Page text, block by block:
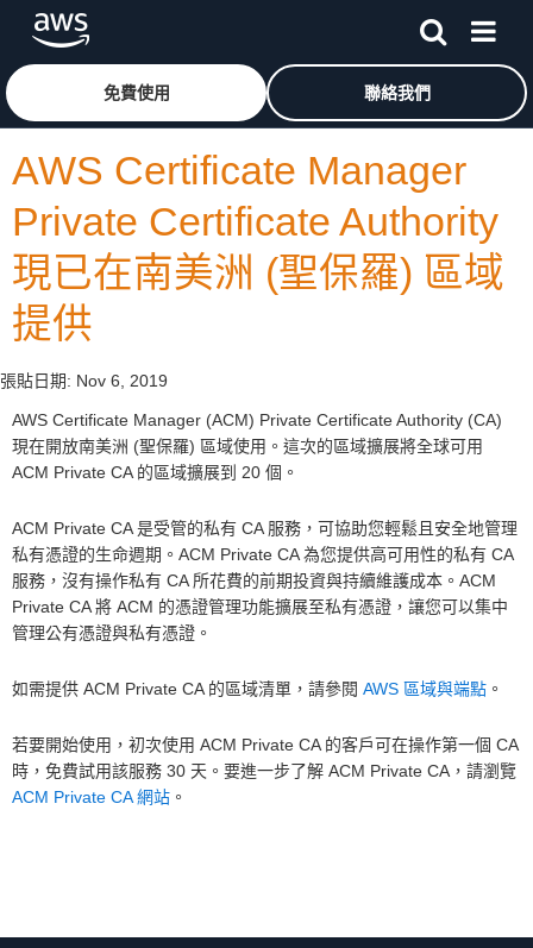
跳至主要內容按一下這裡可返回 Amazon Web Services 首頁
免費使用 聯絡我們
AWS Certificate Manager
Private Certificate Authority
現已在南美洲 (聖保羅) 區域
提供
張貼日期: Nov 6, 2019
AWS Certificate Manager (ACM) Private Certificate Authority (CA)
現在開放南美洲 (聖保羅) 區域使用。這次的區域擴展將全球可用
ACM Private CA 的區域擴展到 20 個。
ACM Private CA 是受管的私有 CA 服務，可協助您輕鬆且安全地管理
私有憑證的生命週期。ACM Private CA 為您提供高可用性的私有 CA
服務，沒有操作私有 CA 所花費的前期投資與持續維護成本。ACM
Private CA 將 ACM 的憑證管理功能擴展至私有憑證，讓您可以集中
管理公有憑證與私有憑證。
如需提供 ACM Private CA 的區域清單，請參閱 AWS 區域與端點 。
若要開始使用，初次使用 ACM Private CA 的客戶可在操作第一個 CA
時，免費試用該服務 30 天。要進一步了解 ACM Private CA，請瀏覽
ACM Private CA 網站 。